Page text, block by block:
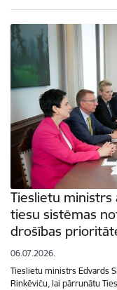
Tieslietu
tiesu sistēmas
drošības
06.07.2026.
Tieslietu ministrs Edvards
Rinkēviču, lai pārrunātu